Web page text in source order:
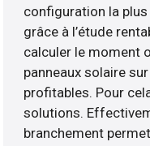
configuration la
grâce à l’étude
calculer le moment
panneaux solaire
profitables. Pour
solutions.
branchement